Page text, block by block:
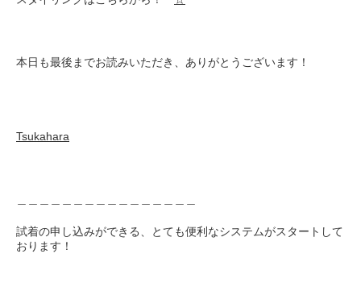
本日も最後までお読みいただき、ありがとうございます！
Tsukahara
試着の申し込みができる、とても便利なシステムがスタートして
おります！